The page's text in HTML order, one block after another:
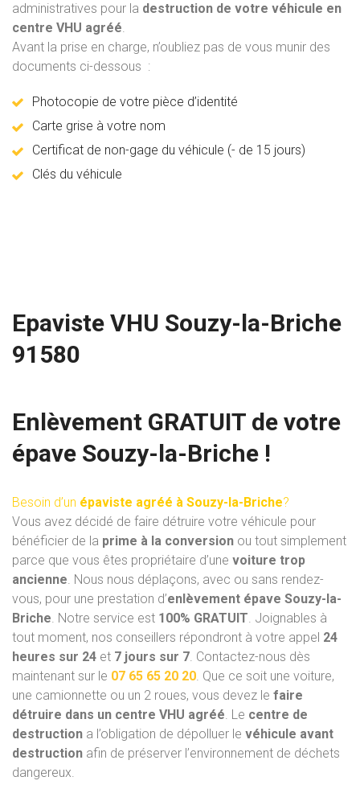
administratives pour la destruction de votre véhicule en
centre VHU agréé.
Avant la prise en charge, n’oubliez pas de vous munir des
documents ci-dessous :
Photocopie de votre pièce d’identité
Carte grise à votre nom
Certificat de non-gage du véhicule (- de 15 jours)
Clés du véhicule
Epaviste VHU Souzy-la-Briche
91580
Enlèvement GRATUIT de votre
épave Souzy-la-Briche !
Besoin d’un épaviste agréé à Souzy-la-Briche?
Vous avez décidé de faire détruire votre véhicule pour
bénéficier de la prime à la conversion ou tout simplement
parce que vous êtes propriétaire d’une voiture trop
ancienne. Nous nous déplaçons, avec ou sans rendez-
vous, pour une prestation d’enlèvement épave Souzy-la-
Briche. Notre service est 100% GRATUIT. Joignables à
tout moment, nos conseillers répondront à votre appel 24
heures sur 24 et 7 jours sur 7. Contactez-nous dès
maintenant sur le 07 65 65 20 20. Que ce soit une voiture,
une camionnette ou un 2 roues, vous devez le faire
détruire dans un centre VHU agréé. Le centre de
destruction a l’obligation de dépolluer le véhicule avant
destruction afin de préserver l’environnement de déchets
dangereux.